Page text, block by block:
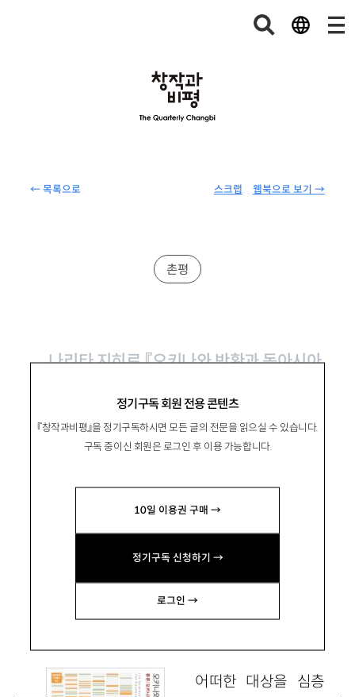
← 목록으로 웹북으로 보기 →
스크랩
정기구독 회원 전용 콘텐츠
『창작과비평』을 정기구독하시면 모든 글의 전문을 읽으실 수 있습니다.
구독 중이신 회원은 로그인 후 이용 가능합니다.
10일 이용권 구매 →
정기구독 신청하기 →
로그인 →
촌평
나리타 지히로 『오키나와 반환과 동아시아
‘해방’ 이후 오끼나와를 둘러싼 차이와
kwakhdmyongji@gmail.com
어떠한 대상을 심층